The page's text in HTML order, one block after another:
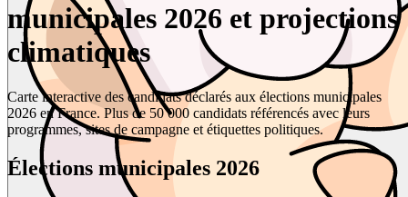
municipales 2026 et projections
climatiques
Carte interactive des candidats déclarés aux élections municipales
2026 en France. Plus de 50 000 candidats référencés avec leurs
programmes, sites de campagne et étiquettes politiques.
Élections municipales 2026